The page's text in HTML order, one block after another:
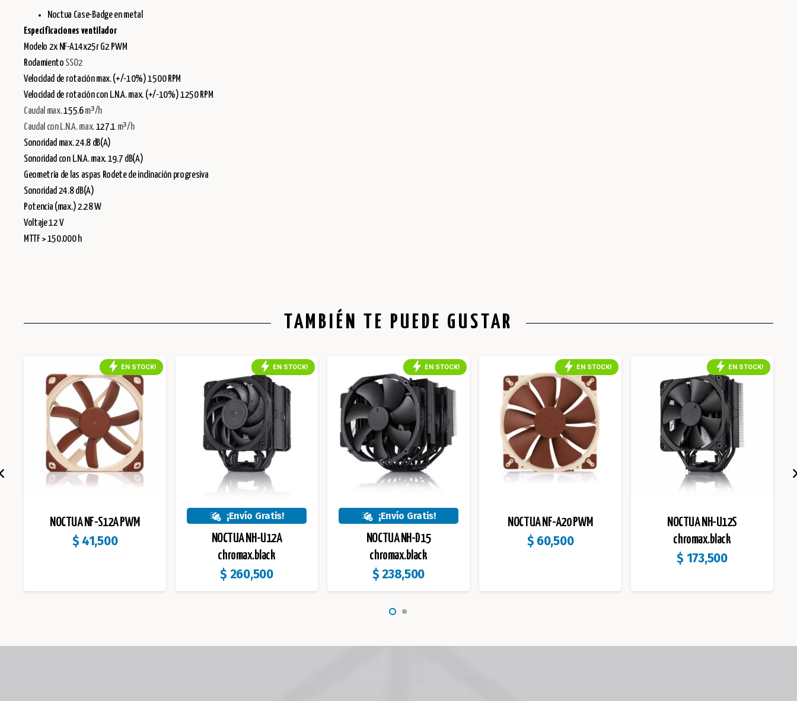
Noctua Case-Badge en metal
Especificaciones ventilador
Modelo 2x NF-A14x25r G2 PWM
Rodamiento SSO2
Velocidad de rotación max. (+/-10%) 1500 RPM
Velocidad de rotación con L.N.A. max. (+/-10%) 1250 RPM
Caudal max.155.6m³/h
Caudal con L.N.A. max.127.1 m³/h
Sonoridad max. 24.8 dB(A)
Sonoridad con L.N.A. max. 19.7 dB(A)
Geometría de las aspas Rodete de inclinación progresiva
Sonoridad 24.8 dB(A)
Potencia (max.) 2.28 W
Voltaje 12 V
MTTF > 150.000 h
TAMBIÉN TE PUEDE GUSTAR
EN STOCK!
NOCTUA NF-S12A PWM
$ 41,500
EN STOCK!
¡Envío Gratis!
NOCTUA NH-U12A
chromax.black
$ 260,500
EN STOCK!
¡Envío Gratis!
NOCTUA NH-D15
chromax.black
$ 238,500
EN STOCK!
NOCTUA NF-A20 PWM
$ 60,500
EN STOCK!
NOCTUA NH-U12S
chromax.black
$ 173,500